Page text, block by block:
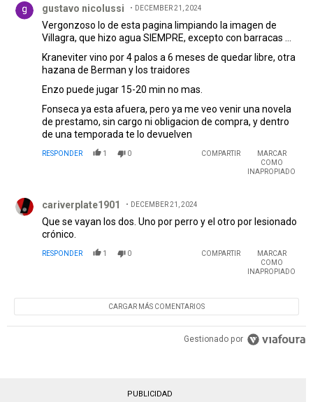
gustavo nicolussi DECEMBER 21, 2024
Vergonzoso lo de esta pagina limpiando la imagen de
Villagra, que hizo agua SIEMPRE, excepto con barracas ...
Kraneviter vino por 4 palos a 6 meses de quedar libre, otra
hazana de Berman y los traidores
Enzo puede jugar 15-20 min no mas.
Fonseca ya esta afuera, pero ya me veo venir una novela
de prestamo, sin cargo ni obligacion de compra, y dentro
de una temporada te lo devuelven
RESPONDER 1 0 COMPARTIR
MARCAR
COMO
INAPROPIADO
cariverplate1901 DECEMBER 21, 2024
Que se vayan los dos. Uno por perro y el otro por lesionado
crónico.
RESPONDER 1 0 COMPARTIR
MARCAR
COMO
INAPROPIADO
CARGAR MÁS COMENTARIOS
Gestionado por
PUBLICIDAD